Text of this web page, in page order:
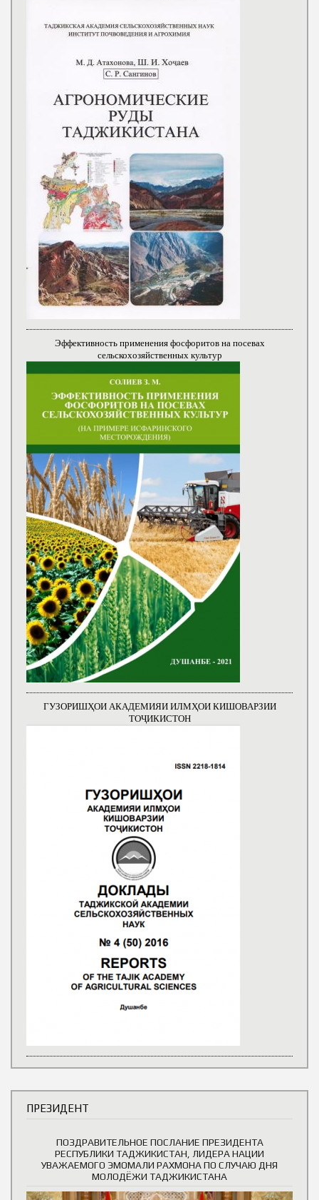
Эффективность применения фосфоритов на посевах
сельскохозяйственных культур
ГУЗОРИШҲОИ АКАДЕМИЯИ ИЛМҲОИ КИШОВАРЗИИ
ТОҶИКИСТОН
ПРЕЗИДЕНТ
ПОЗДРАВИТЕЛЬНОЕ ПОСЛАНИЕ ПРЕЗИДЕНТА
РЕСПУБЛИКИ ТАДЖИКИСТАН, ЛИДЕРА НАЦИИ
УВАЖАЕМОГО ЭМОМАЛИ РАХМОНА ПО СЛУЧАЮ ДНЯ
МОЛОДЁЖИ ТАДЖИКИСТАНА